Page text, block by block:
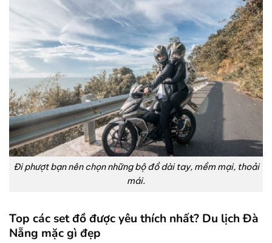
Đi phượt bạn nên chọn những bộ đồ dài tay, mềm mại, thoải
mái.
Top các set đồ được yêu thích nhất? Du lịch Đà
Nẵng mặc gì đẹp